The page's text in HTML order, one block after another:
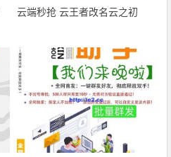
云端秒抢 云王者改名云之初